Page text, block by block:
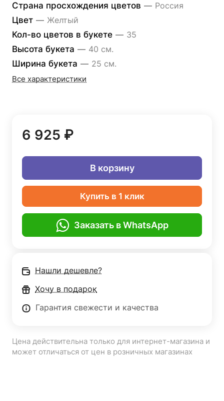
Страна просхождения цветов — Россия
Цвет — Желтый
Кол-во цветов в букете — 35
Высота букета — 40 см.
Ширина букета — 25 см.
Все характеристики
6 925 ₽
В корзину
Купить в 1 клик
Заказать в WhatsApp
Нашли дешевле?
Хочу в подарок
Гарантия свежести и качества
Цена действительна только для интернет-магазина и
может отличаться от цен в розничных магазинах